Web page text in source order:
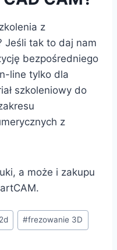
z
Jeśli tak to daj nam
bezpośredniego
line tylko dla
szkoleniowy do
z
a może i zakupu
#frezowanie 3D